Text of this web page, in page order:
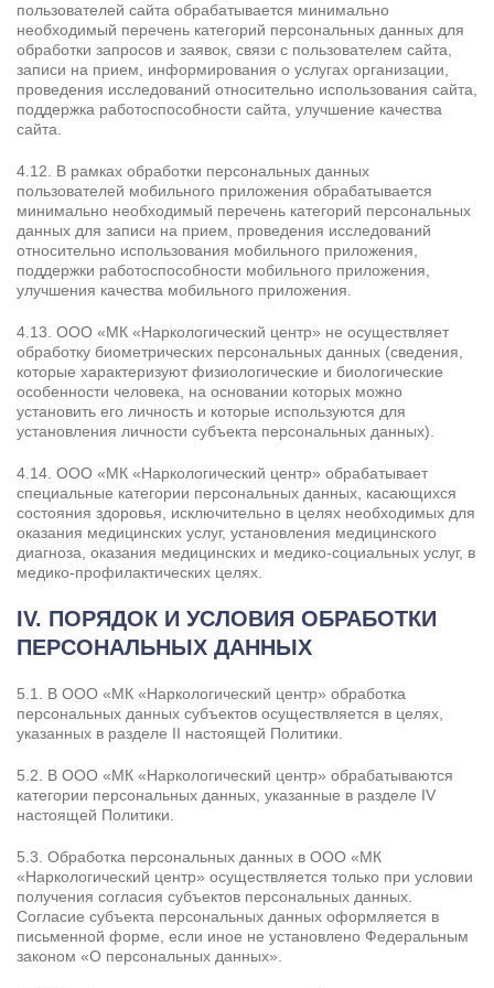
пользователей сайта обрабатывается минимально
необходимый перечень категорий персональных данных для
обработки запросов и заявок, связи с пользователем сайта,
записи на прием, информирования о услугах организации,
проведения исследований относительно использования сайта,
поддержка работоспособности сайта, улучшение качества
сайта.
4.12. В рамках обработки персональных данных
пользователей мобильного приложения обрабатывается
минимально необходимый перечень категорий персональных
данных для записи на прием, проведения исследований
относительно использования мобильного приложения,
поддержки работоспособности мобильного приложения,
улучшения качества мобильного приложения.
4.13. ООО «МК «Наркологический центр» не осуществляет
обработку биометрических персональных данных (сведения,
которые характеризуют физиологические и биологические
особенности человека, на основании которых можно
установить его личность и которые используются для
установления личности субъекта персональных данных).
4.14. ООО «МК «Наркологический центр» обрабатывает
специальные категории персональных данных, касающихся
состояния здоровья, исключительно в целях необходимых для
оказания медицинских услуг, установления медицинского
диагноза, оказания медицинских и медико-социальных услуг, в
медико-профилактических целях.
IV. ПОРЯДОК И УСЛОВИЯ ОБРАБОТКИ
ПЕРСОНАЛЬНЫХ ДАННЫХ
5.1. В ООО «МК «Наркологический центр» обработка
персональных данных субъектов осуществляется в целях,
указанных в разделе II настоящей Политики.
5.2. В ООО «МК «Наркологический центр» обрабатываются
категории персональных данных, указанные в разделе IV
настоящей Политики.
5.3. Обработка персональных данных в ООО «МК
«Наркологический центр» осуществляется только при условии
получения согласия субъектов персональных данных.
Согласие субъекта персональных данных оформляется в
письменной форме, если иное не установлено Федеральным
законом «О персональных данных».